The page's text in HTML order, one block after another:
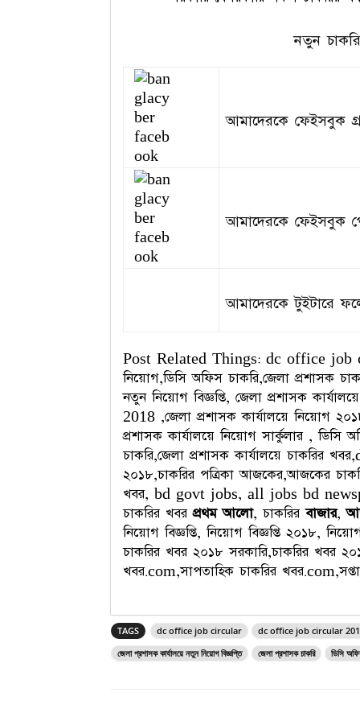
নতুন
আমাদেরকে ফেইসবুক
আমাদেরকে ফেইসবুক
আমাদেরকে টুইটারে
Post Related Things: dc office job
নিয়োগ,ডিসি অফিস চাকরি,জেলা প্রশাসক
নতুন নিয়োগ বিজ্ঞপ্তি, জেলা প্রশাসক
2018 ,জেলা প্রশাসক কার্যালয়ে নিয়োগ
প্রশাসক কার্যালয়ে নিয়োগ সার্কুলার , ডিসি
চাকরি,জেলা প্রশাসক কার্যালয়ে চাকরির
২০১৮,চাকরির পত্রিকা আজকের,আজকের
খবর, bd govt jobs, all jobs bd
চাকরির খবরপ্রথম আলো, চাকরিরবাজার,
নিয়োগ বিজ্ঞপ্তি, নিয়োগ বিজ্ঞপ্তি ২০১৮,
চাকরির খবর ২০১৮ সরকারি,চাকরির খবর
খবর.com,সাপতাহিক চাকরির
TAGS dc office job circular dc office job circular
জেলা প্রশাসক কার্যালয়ে নতুন নিয়োগ বিজ্ঞপ্তি
জেলা প্রশাসক চাকরি ডিসি